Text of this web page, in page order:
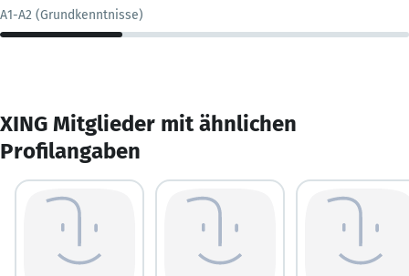
A1-A2 (Grundkenntnisse)
XING Mitglieder mit ähnlichen
Profilangaben